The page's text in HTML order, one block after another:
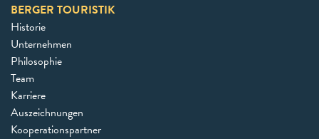
BERGER TOURISTIK
Historie
Unternehmen
Philosophie
Team
Karriere
Auszeichnungen
Kooperationspartner